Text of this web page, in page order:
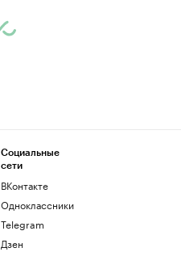
Социальные
сети
ВКонтакте
Одноклассники
Telegram
Дзен